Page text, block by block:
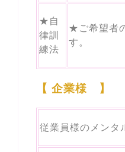
★自
律訓
練法
★ご希望者
す。
【 企業様 】
従業員様のメンタ